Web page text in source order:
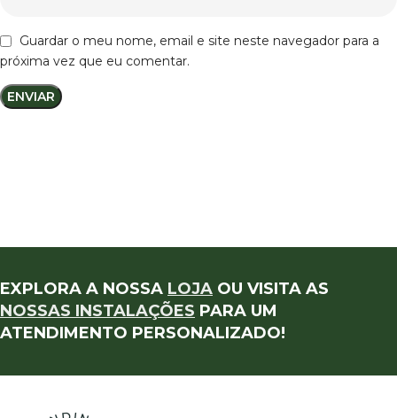
Guardar o meu nome, email e site neste navegador para a
próxima vez que eu comentar.
EXPLORA A NOSSA LOJA OU VISITA AS
NOSSAS INSTALAÇÕES PARA UM
ATENDIMENTO PERSONALIZADO!